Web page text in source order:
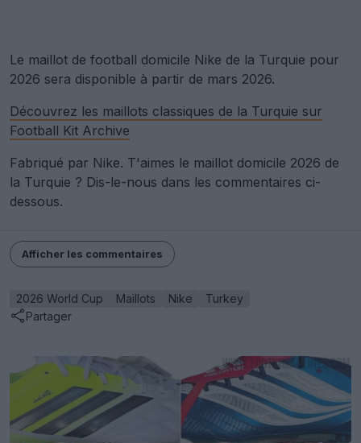
Le maillot de football domicile Nike de la Turquie pour
2026 sera disponible à partir de mars 2026.
Découvrez les maillots classiques de la Turquie sur
Football Kit Archive
Fabriqué par Nike. T'aimes le maillot domicile 2026 de
la Turquie ? Dis-le-nous dans les commentaires ci-
dessous.
Afficher les commentaires
2026 World Cup Maillots Nike
Turkey
Partager